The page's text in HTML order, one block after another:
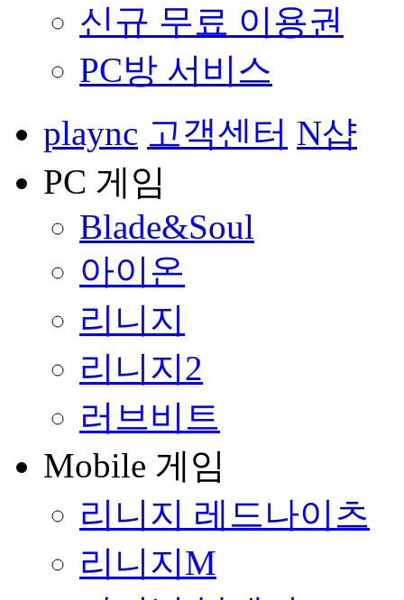
신규 무료 이용권
PC방 서비스
plaync 고객센터 N샵
PC 게임
Blade&Soul
아이온
리니지
리니지2
러브비트
Mobile 게임
리니지 레드나이츠
리니지M